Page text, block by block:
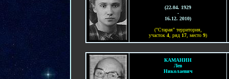
(22.04. 1929
-
16.12. 2010)
("Старая" территория,
участок 4, ряд 17, место 9)
КАМАНИН
Лев
Николаевич